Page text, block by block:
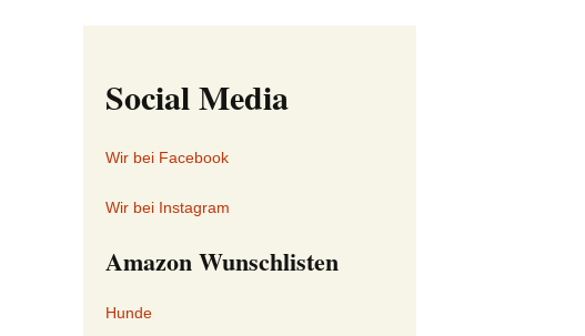
Social Media
Wir bei Facebook
Wir bei Instagram
Amazon Wunschlisten
Hunde